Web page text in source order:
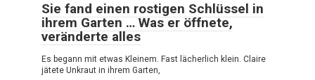
Sie fand einen rostigen Schlüssel in
ihrem Garten … Was er öffnete,
veränderte alles
Es begann mit etwas Kleinem. Fast lächerlich klein. Claire
jätete Unkraut in ihrem Garten,